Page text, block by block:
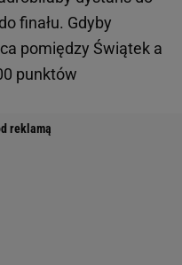
finału. Gdyby
pomiędzy Świątek a
punktów